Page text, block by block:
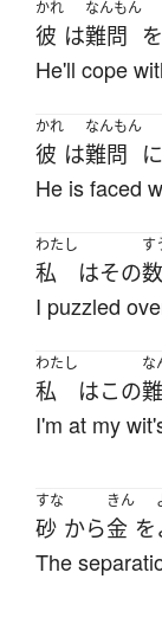
かれ
彼 は
なんもん
難問 を
He'll cope
かれ
彼 は
なんもん
難問 に
He is faced
わたし
私 はその
す
I puzzled
わたし
私 はこの
な
I'm at my
すな
砂 から
きん
金 を
The